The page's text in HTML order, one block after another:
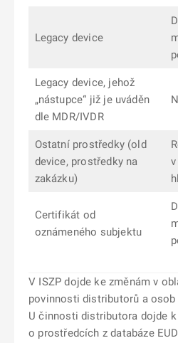
Legacy device
Legacy device, jehož
„nástupce“ již je uváděn
dle MDR/IVDR
Ostatní prostředky (old
device, prostředky na
zakázku)
Certifikát od
oznámeného subjektu
V ISZP dojde ke změnám v
povinnosti distributorů a
U činnosti distributora dojde
o prostředcích z databáze